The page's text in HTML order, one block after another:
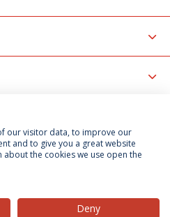
Termos & Condições
our visitor data, to improve our
and to give you a great website
the cookies we use open the
Deny